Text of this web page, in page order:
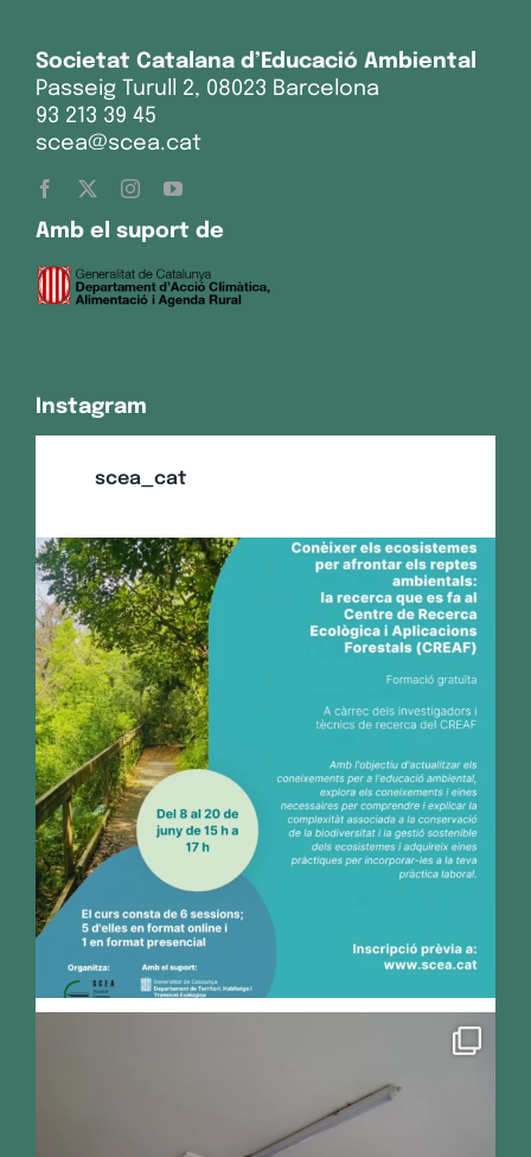
Societat Catalana d’Educació Ambiental
Passeig Turull 2, 08023 Barcelona
93 213 39 45
scea@scea.cat
Amb el suport de
Instagram
scea_cat